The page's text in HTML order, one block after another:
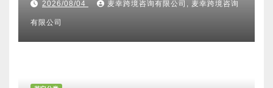
其它分类
2026亚马逊不侵权分析机构大全